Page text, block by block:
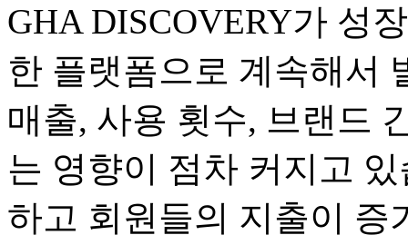
GHA DISCOVERY가 성
한 플랫폼으로 계속해서
매출, 사용 횟수, 브랜드
는 영향이 점차 커지고
하고 회원들의 지출이 증